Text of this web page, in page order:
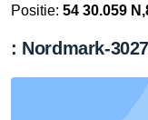
Positie: 54 30.059
: Nordmark-